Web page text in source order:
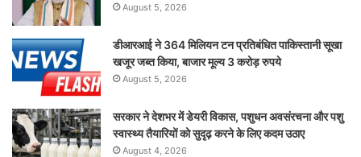
August 5, 2026
डीआरआई ने 364 मिलियन टन प्रतिबंधित पाकिस्तानी सूखा
खजूर जब्त किया, बाजार मूल्य 3 करोड़ रुपये
August 5, 2026
सरकार ने देशभर में डेयरी विकास, पशुधन अवसंरचना और पशु
स्वास्थ्य तैयारियों को सुदृढ़ करने के लिए कदम उठाए
August 4, 2026